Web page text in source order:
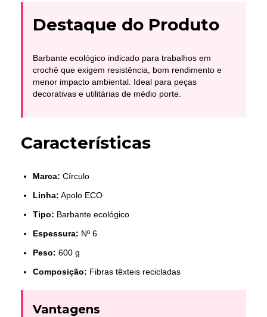
Destaque do Produto
Barbante ecológico indicado para trabalhos em
crochê que exigem resistência, bom rendimento e
menor impacto ambiental. Ideal para peças
decorativas e utilitárias de médio porte.
Características
Marca: Círculo
Linha: Apolo ECO
Tipo: Barbante ecológico
Espessura: Nº 6
Peso: 600 g
Composição: Fibras têxteis recicladas
Vantagens